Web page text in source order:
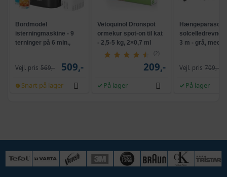
Bordmodel
isterningmaskine - 9
terninger på 6 min.,
Vejl. pris 569,- 509,-
Snart på lager
Vetoquinol Dronspot
ormekur spot-on til kat
- 2,5-5 kg, 2×0,7 ml
(2)
209,-
På lager
Hængeparasols
solcelledrevne
3 m - grå, med
Vejl. pris 709,-
På lager